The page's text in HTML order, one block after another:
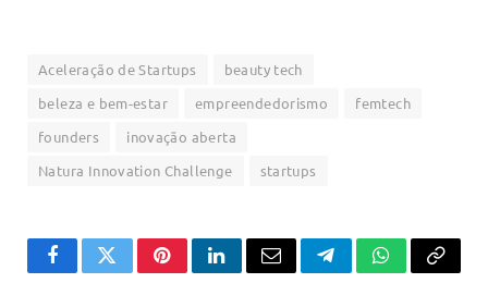
Aceleração de Startups
beauty tech
beleza e bem-estar
empreendedorismo
femtech
founders
inovação aberta
Natura Innovation Challenge
startups
FacebookTwitterPinterestLinkedInEmail TelegramWhatsApp
Copiar